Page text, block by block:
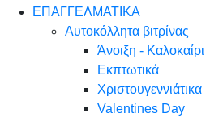
ΕΠΑΓΓΕΛΜΑΤΙΚΑ
Αυτοκόλλητα βιτρίνας
Άνοιξη - Καλοκαίρι
Εκπτωτικά
Χριστουγεννιάτικα
Valentines Day